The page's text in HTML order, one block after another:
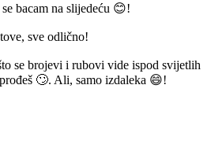
bacam na slijedeću 😊!
sve odlično!
se brojevi i rubovi vide ispod svijetlih
🙄. Ali, samo izdaleka 😄!